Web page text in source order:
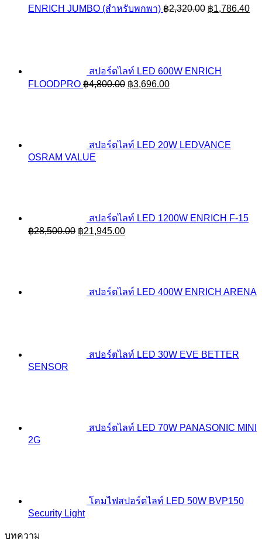
ENRICH JUMBO (สำหรับพกพา) ฿2,320.00 Original
price
฿1,786.40
สปอร์ตไลท์ LED 600W ENRICH
FLOODPRO ฿4,800.00 Original
฿3,696.00Current
สปอร์ตไลท์ LED 20W LEDVANCE
OSRAM VALUE
สปอร์ตไลท์ LED 1200W ENRICH F-15
฿28,500.00 Original
฿21,945.00Current
สปอร์ตไลท์ LED 400W ENRICH ARENA
สปอร์ตไลท์ LED 30W EVE BETTER
SENSOR
สปอร์ตไลท์ LED 70W PANASONIC MINI
2G
โคมไฟสปอร์ตไลท์ LED 50W BVP150
Security Light
บทความ